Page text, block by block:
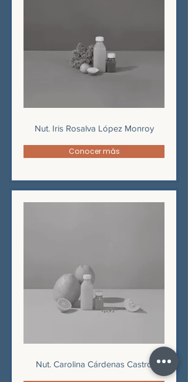
Nut. Iris Rosalva López Monroy
Conocer más
Nut. Carolina Cárdenas Castro